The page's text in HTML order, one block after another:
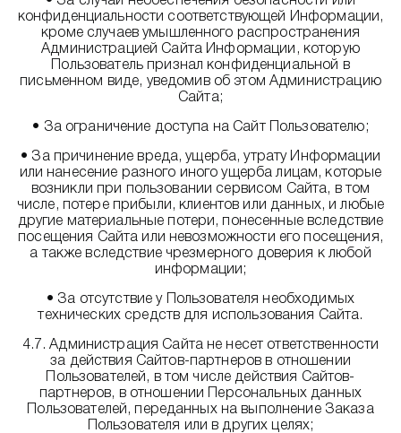
конфиденциальности соответствующей Информации,
кроме случаев умышленного распространения
Администрацией Сайта Информации, которую
Пользователь признал конфиденциальной в
письменном виде, уведомив об этом Администрацию
Сайта;
• За ограничение доступа на Сайт Пользователю;
• За причинение вреда, ущерба, утрату Информации
или нанесение разного иного ущерба лицам, которые
возникли при пользовании сервисом Сайта, в том
числе, потере прибыли, клиентов или данных, и любые
другие материальные потери, понесенные вследствие
посещения Сайта или невозможности его посещения,
а также вследствие чрезмерного доверия к любой
информации;
• За отсутствие у Пользователя необходимых
технических средств для использования Сайта.
4.7. Администрация Сайта не несет ответственности
за действия Сайтов-партнеров в отношении
Пользователей, в том числе действия Сайтов-
партнеров, в отношении Персональных данных
Пользователей, переданных на выполнение Заказа
Пользователя или в других целях;